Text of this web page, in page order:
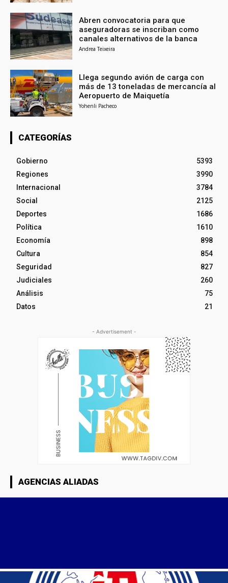
Abren convocatoria para que
aseguradoras se inscriban como
canales alternativos de la banca
Andrea Teixeira
Llega segundo avión de carga con
más de 13 toneladas de mercancía al
Aeropuerto de Maiquetía
Yohenli Pacheco
CATEGORÍAS
Gobierno
5393
Regiones
3990
Internacional
3784
Social
2125
Deportes
1686
Política
1610
Economía
898
Cultura
854
Seguridad
827
Judiciales
260
Análisis
75
Datos
21
- Advertisement -
AGENCIAS ALIADAS